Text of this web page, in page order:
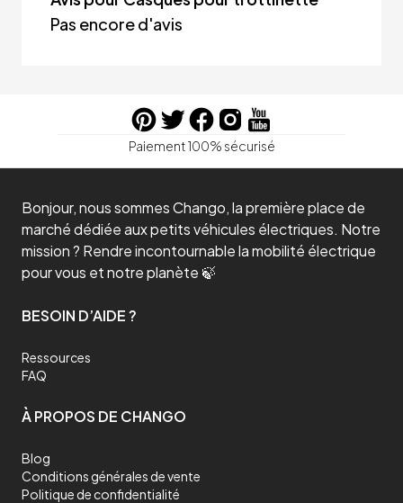
Pas encore d'avis
Paiement 100% sécurisé
Bonjour, nous sommes Chango, la première place de
marché dédiée aux petits véhicules électriques. Notre
mission ? Rendre incontournable la mobilité électrique
pour vous et notre planète 🍃
BESOIN D’AIDE ?
Ressources
FAQ
À PROPOS DE CHANGO
Blog
Conditions générales de vente
Politique de confidentialité